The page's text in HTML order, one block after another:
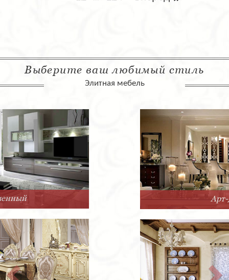
Выберите ваш любимый стиль
Элитная мебель